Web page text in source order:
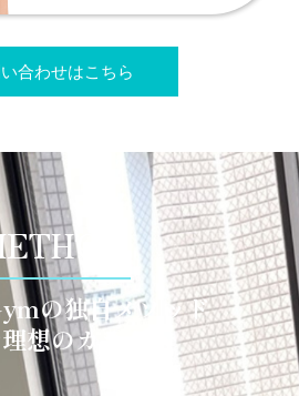
合わせはこちら
の独自メソッド
想のカラダへ